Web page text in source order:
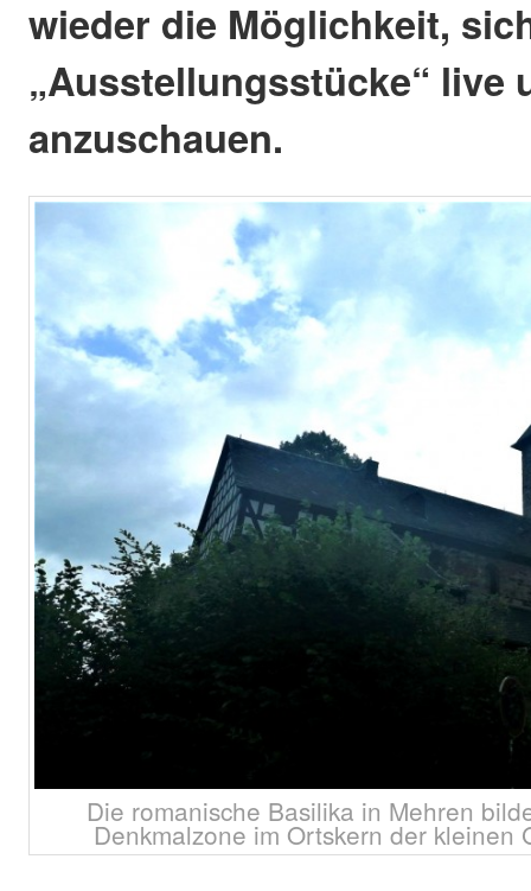
wieder die Möglichkeit,
„Ausstellungsstücke“ live
anzuschauen.
Die romanische Basilika in Mehren
Denkmalzone im Ortskern der kleinen